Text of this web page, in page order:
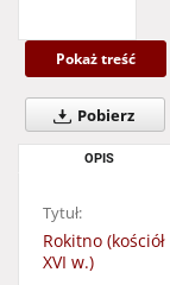
Pokaż treść
Pobierz
OPIS
Tytuł:
Rokitno
XVI w.)